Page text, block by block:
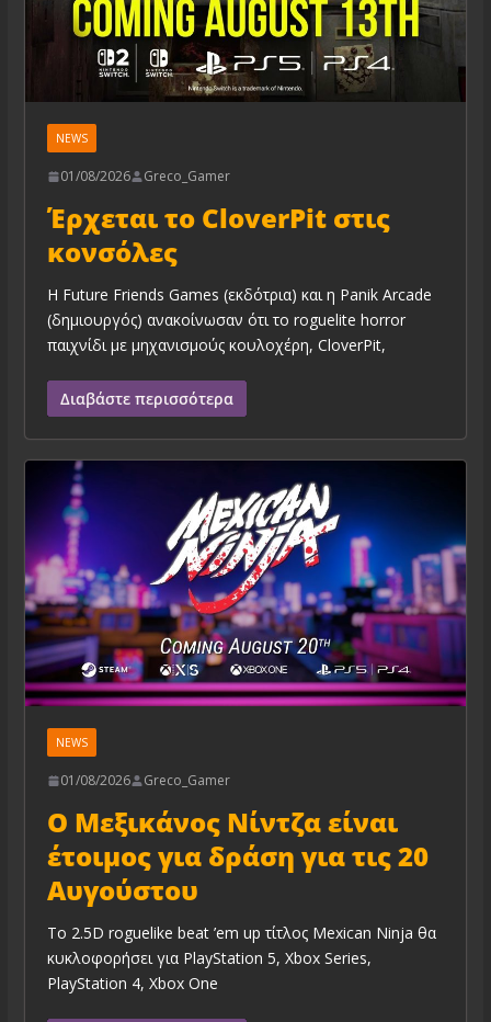
NEWS
01/08/2026 Greco_Gamer
Έρχεται το CloverPit στις
κονσόλες
Η Future Friends Games (εκδότρια) και η Panik Arcade
(δημιουργός) ανακοίνωσαν ότι το roguelite horror
παιχνίδι με μηχανισμούς κουλοχέρη, CloverPit,
Διαβάστε περισσότερα
NEWS
01/08/2026 Greco_Gamer
Ο Μεξικάνος Νίντζα είναι
έτοιμος για δράση για τις 20
Αυγούστου
Το 2.5D roguelike beat ’em up τίτλος Mexican Ninja θα
κυκλοφορήσει για PlayStation 5, Xbox Series,
PlayStation 4, Xbox One